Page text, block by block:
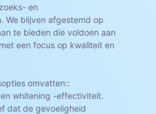
en
We blijven afgestemd op
te bieden die voldoen aan
een focus op kwaliteit en
omvatten::
whitening -effectiviteit.
dat de gevoeligheid